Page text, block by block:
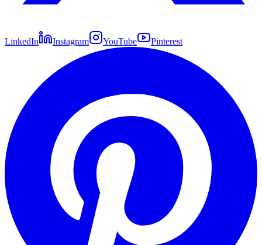
LinkedIn Instagram YouTube Pinterest